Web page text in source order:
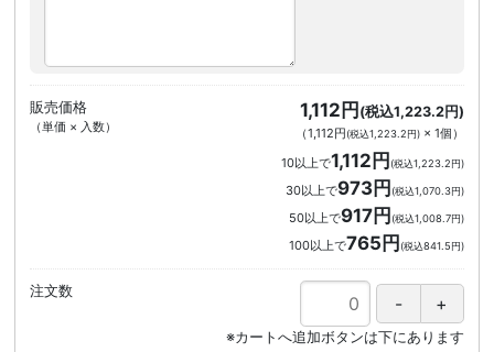
販売価格
（単価 × 入数）
1,112円(税込1,223.2円)
（1,112円(税込1,223.2円)× 1個 ）
10以上で1,112円 (税込1,223.2円)
30以上で973円 (税込1,070.3円)
50以上で917円 (税込1,008.7円)
100以上で765円 (税込841.5円)
注文数